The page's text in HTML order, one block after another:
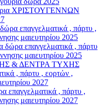
ΧΡΙΣΤΟΥΓΕΝΝΩΝ
επαγγελματικά , πάρτυ ,
μαιευτηρίου 2025
επαγγελματικά , πάρτυ
μαιευτηρίου 2025
& ΔΕΝΤΡΑ ΤΥΧΗΣ
, πάρτυ , εορτών ,
2027
, πάρτυ ,
μαιευτηρίου 2027